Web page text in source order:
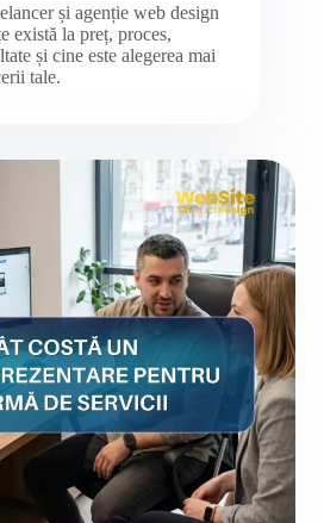
și agenție web design
există la preț, proces,
și cine este alegerea mai
tale.